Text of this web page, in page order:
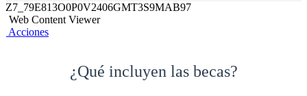
Z7_79E813O0P0V2406GMT3S9MAB97
Web Content Viewer
Acciones
​¿Qué incluyen las becas?